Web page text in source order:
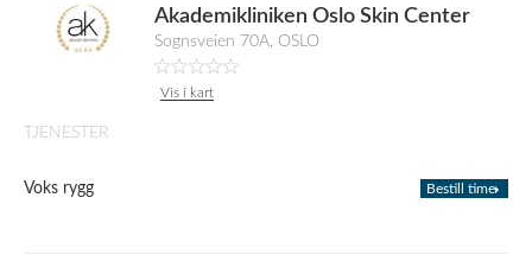
Akademikliniken Oslo Skin Center
Sognsveien 70A, OSLO
Vis i kart
TJENESTER
Voks rygg Bestill time